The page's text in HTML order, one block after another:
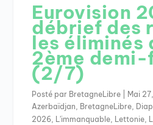
Eurovision
débrief des
les éliminés
2ème
(2/7)
Posté par BretagneLibre Mai
Azerbaïdjan, BretagneLibre,
2026, L'immanquable, Lettonie,